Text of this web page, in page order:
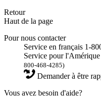
Retour
Haut de la page
Pour nous contacter
Service en français 1-
Service pour
800-468-4285)
Demander à être
Vous avez besoin d'aide?